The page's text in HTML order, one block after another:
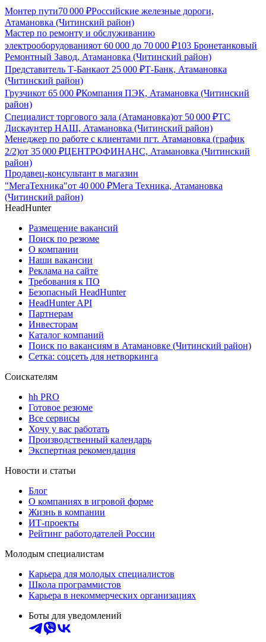
Монтер пути70 000 ₽Российские железные дороги,
Атамановка (Читинский район)
Мастер по ремонту и обслуживанию
электрооборудованияот 60 000 до 70 000 ₽103 Бронетанковый
Ремонтный Завод, Атамановка (Читинский район)
Представитель Т-Банкаот 25 000 ₽Т-Банк, Атамановка
(Читинский район)
Грузчикот 65 000 ₽Компания ПЭК, Атамановка (Читинский
район)
Специалист торгового зала (Атамановка)от 50 000 ₽ТС
Дискаунтер НАШ, Атамановка (Читинский район)
Менеджер по работе с клиентами пгт. Атамановка (график
2/2)от 35 000 ₽ЦЕНТРОФИНАНС, Атамановка (Читинский
район)
Продавец-консультант в магазин
"МегаТехника"от 40 000 ₽Мега Техника, Атамановка
(Читинский район)
HeadHunter
Размещение вакансий
Поиск по резюме
О компании
Наши вакансии
Реклама на сайте
Требования к ПО
Безопасный HeadHunter
HeadHunter API
Партнерам
Инвесторам
Каталог компаний
Поиск по вакансиям в Атамановке (Читинский район)
Сетка: соцсеть для нетворкинга
Соискателям
hh PRO
Готовое резюме
Все сервисы
Хочу у вас работать
Производственный календарь
Экспертная рекомендация
Новости и статьи
Блог
О компаниях в игровой форме
Жизнь в компании
ИТ-проекты
Рейтинг работодателей России
Молодым специалистам
Карьера для молодых специалистов
Школа программистов
Карьера в некоммерческих организациях
Боты для уведомлений